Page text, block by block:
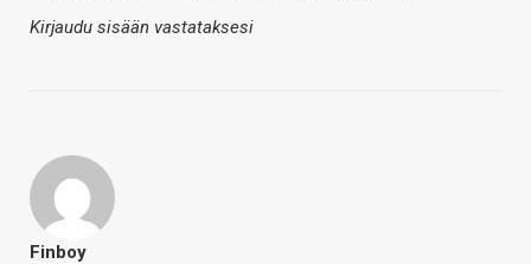
Kirjaudu sisään vastataksesi
Finboy